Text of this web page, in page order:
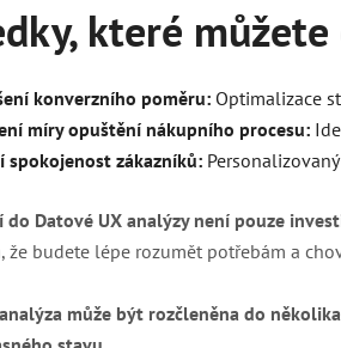
které
konverzního poměru: Optimalizace
míry opuštění nákupního procesu:
spokojenost zákazníků:
do Datové UX analýzy není pouze
že budete lépe rozumět potřebám a
může být rozčleněna do